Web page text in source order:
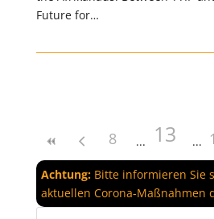
Future for…
8 13
Achtung:Bitte informieren Sie
aktuellen Corona-Maßnahmen